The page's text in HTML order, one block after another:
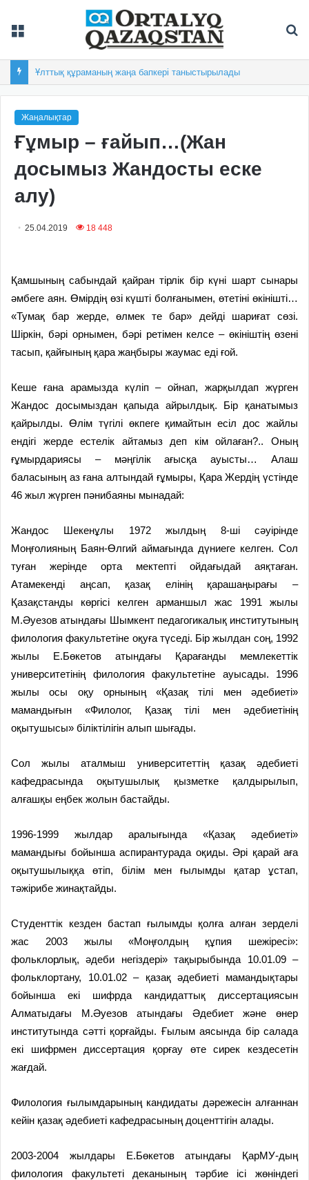
Ұлттық құраманың жаңа бапкері таныстырылады
Жаңалықтар
Ғұмыр – ғайып…(Жан
досымыз Жандосты еске
алу)
25.04.2019 18 448
Қамшының сабындай қайран тірлік бір күні шарт сынары
әмбеге аян. Өмірдің өзі күшті болғанымен, өтетіні өкінішті…
«Тумақ бар жерде, өлмек те бар» дейді шариғат сөзі.
Шіркін, бәрі орнымен, бәрі ретімен келсе – өкініштің өзені
тасып, қайғының қара жаңбыры жаумас еді ғой.
Кеше ғана арамызда күліп – ойнап, жарқылдап жүрген
Жандос досымыздан қапыда айрылдық. Бір қанатымыз
қайрылды. Өлім түгілі өкпеге қимайтын есіл дос жайлы
ендігі жерде естелік айтамыз деп кім ойлаған?.. Оның
ғұмырдариясы – мәңгілік ағысқа ауысты… Алаш
баласының аз ғана алтындай ғұмыры, Қара Жердің үстінде
46 жыл жүрген пәнибаяны мынадай:
Жандос Шекенұлы 1972 жылдың 8-ші сәуірінде
Моңғолияның Баян-Өлгий аймағында дүниеге келген. Сол
туған жерінде орта мектепті ойдағыдай аяқтаған.
Атамекенді аңсап, қазақ елінің қарашаңырағы –
Қазақстанды көргісі келген арманшыл жас 1991 жылы
М.Әуезов атындағы Шымкент педагогикалық институтының
филология факультетіне оқуға түседі. Бір жылдан соң, 1992
жылы Е.Бөкетов атындағы Қарағанды мемлекеттік
университетінің филология факультетіне ауысады. 1996
жылы осы оқу орнының «Қазақ тілі мен әдебиеті»
мамандығын «Филолог, Қазақ тілі мен әдебиетінің
оқытушысы» біліктілігін алып шығады.
Сол жылы аталмыш университеттің қазақ әдебиеті
кафедрасында оқытушылық қызметке қалдырылып,
алғашқы еңбек жолын бастайды.
1996-1999 жылдар аралығында «Қазақ әдебиеті»
мамандығы бойынша аспирантурада оқиды. Әрі қарай аға
оқытушылыққа өтіп, білім мен ғылымды қатар ұстап,
тәжірибе жинақтайды.
Студенттік кезден бастап ғылымды қолға алған зерделі
жас 2003 жылы «Моңғолдың құпия шежіресі»:
фольклорлық, әдеби негіздері» тақырыбында 10.01.09 –
фольклортану, 10.01.02 – қазақ әдебиеті мамандықтары
бойынша екі шифрда кандидаттық диссертациясын
Алматыдағы М.Әуезов атындағы Әдебиет және өнер
институтында сәтті қорғайды. Ғылым аясында бір салада
екі шифрмен диссертация қорғау өте сирек кездесетін
жағдай.
Филология ғылымдарының кандидаты дәрежесін алғаннан
кейін қазақ әдебиеті кафедрасының доценттігін алады.
2003-2004 жылдары Е.Бөкетов атындағы ҚарМУ-дың
филология факультеті деканының тәрбие ісі жөніндегі